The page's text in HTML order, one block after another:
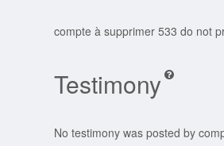
compte à supprimer 533 do not
Testimony
No testimony was posted by